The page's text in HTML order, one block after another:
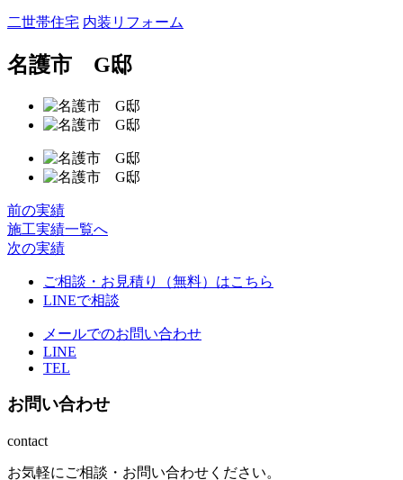
二世帯住宅 内装リフォーム
名護市 G邸
前の実績
施工実績一覧へ
次の実績
ご相談・お見積り（無料）はこちら
LINEで相談
メールでのお問い合わせ
LINE
TEL
お問い合わせ
contact
お気軽にご相談・お問い合わせください。